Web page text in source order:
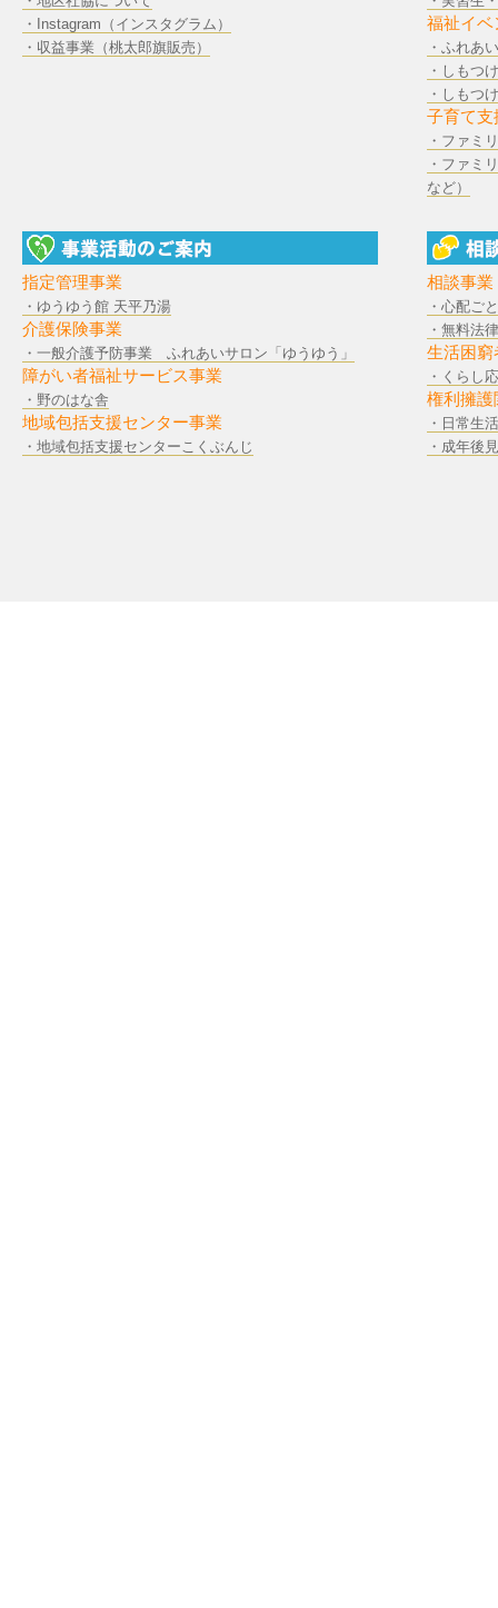
・Instagram（インスタグラム）
・収益事業（桃太郎旗販売）
福祉イベ
・ふれあ
・しもつ
・しもつ
子育て支
・ファミ
・ファミ
など）
指定管理事業
・ゆうゆう館 天平乃湯
介護保険事業
・一般介護予防事業 ふれあいサロン「ゆうゆう」
障がい者福祉サービス事業
・野のはな舎
地域包括支援センター事業
・地域包括支援センターこくぶんじ
相談事業
・心配ご
・無料法
生活困窮
・くらし
権利擁護
・日常生
・成年後